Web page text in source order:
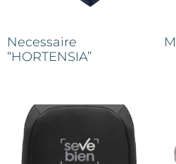
Necessaire
“HORTENSIA”